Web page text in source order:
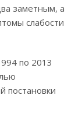
заметным, а
слабости
по 2013
постановки